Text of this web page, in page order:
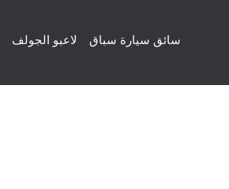
لاعبو الجولف سائق سيارة سباق